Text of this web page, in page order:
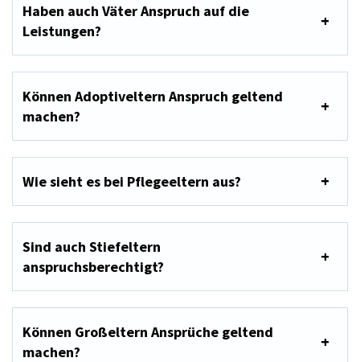
Haben auch Väter Anspruch auf die
Leistungen?
Können Adoptiveltern Anspruch geltend
machen?
Wie sieht es bei Pflegeeltern aus?
Sind auch Stiefeltern
anspruchsberechtigt?
Können Großeltern Ansprüche geltend
machen?